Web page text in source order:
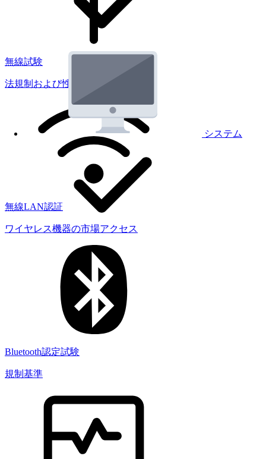
システム
無線試験
法規制および性能試験
無線LAN認証
ワイヤレス機器の市場アクセス
Bluetooth認定試験
規制基準